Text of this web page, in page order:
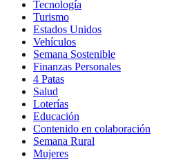
Tecnología
Turismo
Estados Unidos
Vehículos
Semana Sostenible
Finanzas Personales
4 Patas
Salud
Loterías
Educación
Contenido en colaboración
Semana Rural
Mujeres